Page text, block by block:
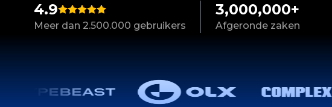
4.9
Meer dan 2.500.000 gebruikers
3,000,000+
Afgeronde zaken